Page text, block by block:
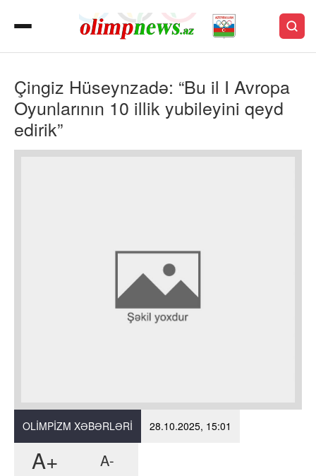
Çingiz Hüseynzadə: “Bu il I Avropa
Oyunlarının 10 illik yubileyini qeyd
edirik”
OLIMPIZM XƏBƏRLƏRI 28.10.2025, 15:01
A+ A-